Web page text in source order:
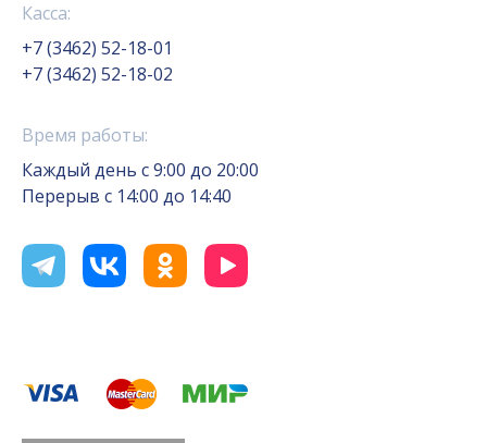
Касса:
+7 (3462) 52-18-01
+7 (3462) 52-18-02
Время работы:
Каждый день с 9:00 до 20:00
Перерыв с 14:00 до 14:40